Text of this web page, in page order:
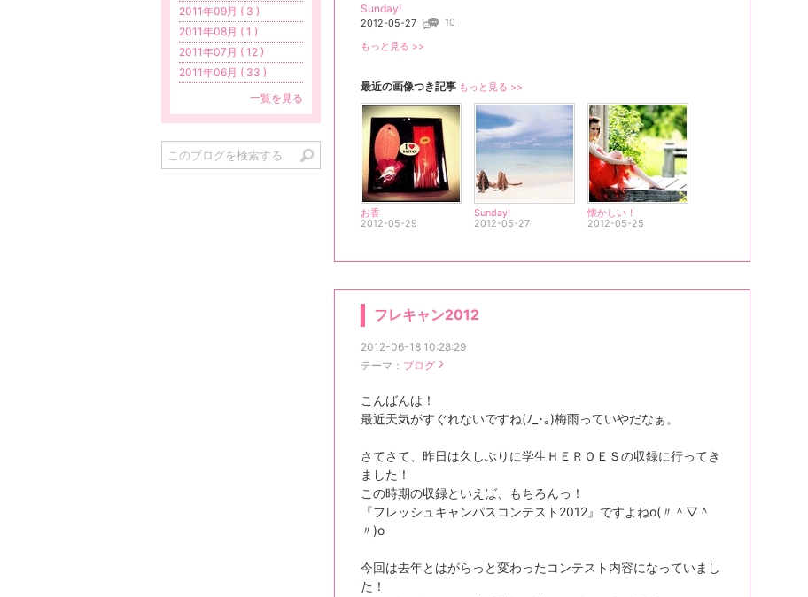
Sunday!
2012-05-27 10
もっと見る >>
最近の画像つき記事 もっと見る >>
お香
2012-05-29
Sunday!
2012-05-27
懐かしい！
2012-05-25
フレキャン2012
2012-06-18 10:28:29
テーマ： ブログ
こんばんは！
最近天気がすぐれないですね(ﾉ_･｡)梅雨っていやだなぁ。
さてさて、昨日は久しぶりに学生ＨＥＲＯＥＳの収録に行ってき
ました！
この時期の収録といえば、もちろんっ！
『フレッシュキャンパスコンテスト2012』ですよねo(〃＾▽＾
〃)o
今回は去年とはがらっと変わったコンテスト内容になっていまし
た！
2011年09月 ( 3 )
2011年08月 ( 1 )
2011年07月 ( 12 )
2011年06月 ( 33 )
一覧を見る